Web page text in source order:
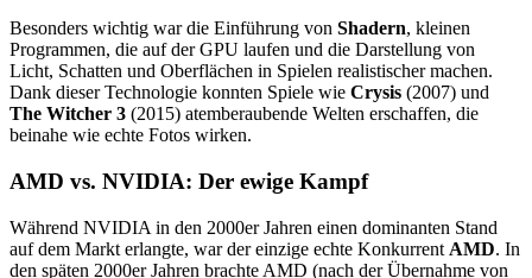
Besonders wichtig war die Einführung von Shadern, kleinen
Programmen, die auf der GPU laufen und die Darstellung von
Licht, Schatten und Oberflächen in Spielen realistischer machen.
Dank dieser Technologie konnten Spiele wie Crysis (2007) und
The Witcher 3 (2015) atemberaubende Welten erschaffen, die
beinahe wie echte Fotos wirken.
AMD vs. NVIDIA: Der ewige Kampf
Während NVIDIA in den 2000er Jahren einen dominanten Stand
auf dem Markt erlangte, war der einzige echte Konkurrent AMD. In
den späten 2000er Jahren brachte AMD (nach der Übernahme von